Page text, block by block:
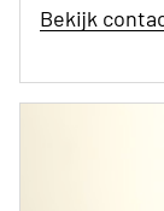
Bekijk